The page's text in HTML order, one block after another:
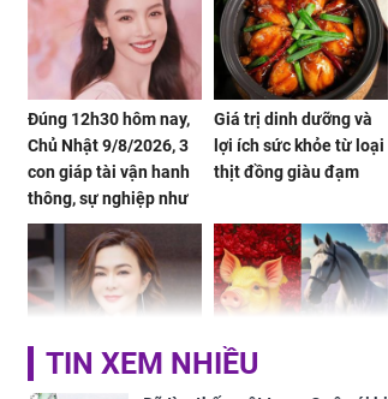
Đúng 12h30 hôm nay,
Chủ Nhật 9/8/2026, 3
con giáp tài vận hanh
thông, sự nghiệp như
'cá chép hóa Rồng', vét
cạn lộc lá trong thiên
hạ
Giá trị dinh dưỡng và
lợi ích sức khỏe từ loại
thịt đồng giàu đạm
'Đệ nhất mỹ nhân Hồng
Tử vi tuần mới (từ 10
TIN XEM NHIỀU